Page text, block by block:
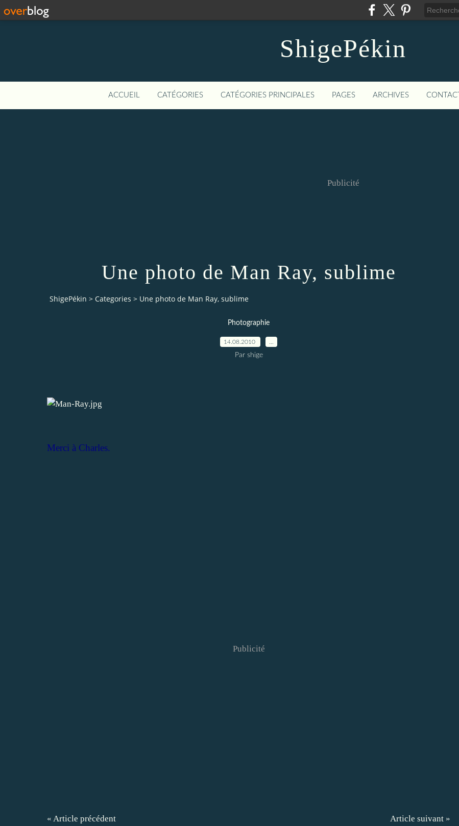
ShigePékin
ACCUEIL CATÉGORIES CATÉGORIES PRINCIPALES PAGES ARCHIVES CONTACT
Publicité
Une photo de Man Ray, sublime
ShigePékin > Categories > Une photo de Man Ray, sublime
Photographie
14.08.2010
Par shige
Merci à Charles.
Publicité
« Article précédent Article suivant »